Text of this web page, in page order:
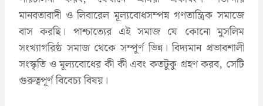
মানবতাবাদী ও লিবারেল মূল্যবোধসম্পন্ন গণতান্ত্রিক সমাজে
বাস করছি। পাশ্চাত্যের এই সমাজ যে কোনো মুসলিম
সংখ্যাগরিষ্ঠ সমাজ থেকে সম্পূর্ণ ভিন্ন। বিদ্যমান প্রভাবশালী
সংস্কৃতি ও মূল্যবোধের কী কী এবং কতটুকু গ্রহণ করব, সেটি
গুরুত্বপূর্ণ বিবেচ্য বিষয়।